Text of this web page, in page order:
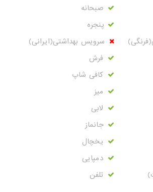
صبحانه
پنجره
سرویس بهداشتی(ایرانی)
فرش
کافی شاپ
میز
لابی
جانماز
یخچال
دمپایی
تلفن